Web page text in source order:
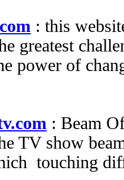
: this
greatest
power of
: Beam
TV show
touching